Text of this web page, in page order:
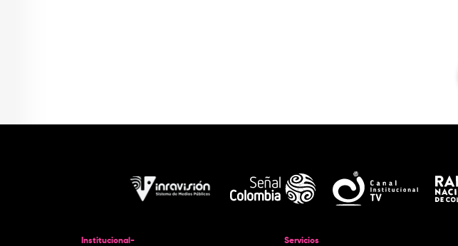
Institucional-
Servicios